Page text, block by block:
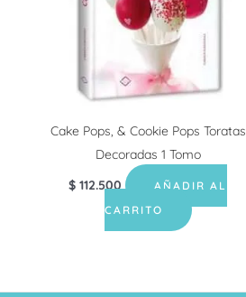
Cake Pops, & Cookie Pops Toratas
Decoradas 1 Tomo
$ 112.500
AÑADIR AL
CARRITO